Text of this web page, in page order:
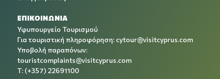
ΕΠΙΚΟΙΝΩΝΙΑ
Υφυπουργείο Τουρισμού
Για τουριστική πληροφόρηση: cytour@visitcyprus.com
Υποβολή παραπόνων:
touristcomplaints@visitcyprus.com
T: (+357) 22691100